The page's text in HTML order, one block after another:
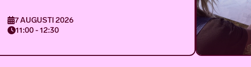
7 AUGUSTI 2026
11:00 - 12:30